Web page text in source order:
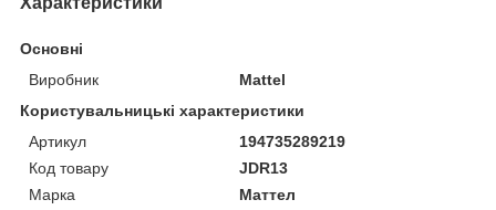
Основні
Виробник
Mattel
Користувальницькі характеристики
Артикул
194735289219
Код товару
JDR13
Марка
Маттел